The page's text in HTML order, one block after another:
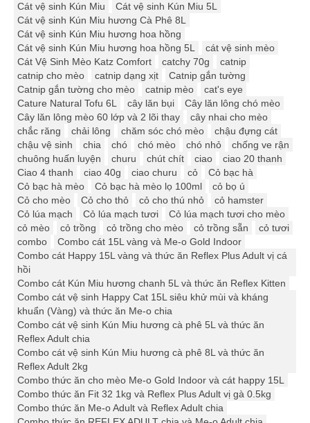
Cát vệ sinh Kún Miu
Cát vệ sinh Kún Miu 5L
Cát vệ sinh Kún Miu hương Cà Phê 8L
Cát vệ sinh Kún Miu hương hoa hồng
Cát vệ sinh Kún Miu hương hoa hồng 5L
cát vệ sinh mèo
Cát Vệ Sinh Mèo Katz Comfort
catchy 70g
catnip
catnip cho mèo
catnip dạng xịt
Catnip gắn tường
Catnip gắn tường cho mèo
catnip mèo
cat's eye
Cature Natural Tofu 6L
cây lăn bụi
Cây lăn lông chó mèo
Cây lăn lông mèo 60 lớp và 2 lõi thay
cây nhai cho mèo
chắc răng
chải lông chăm sóc chó mèo
chậu đựng cát
chậu vệ sinh
chia chó chó mèo chó nhỏ
chống ve rận
chuông huấn luyện
churu chút chít ciao
ciao 20 thanh
Ciao 4 thanh
ciao 40g ciao churu cỏ
Cỏ bạc hà
Cỏ bạc hà mèo
Cỏ bạc hà mèo lọ 100ml
cỏ bọ ú
Cỏ cho mèo
Cỏ cho thỏ cỏ cho thú nhỏ
cỏ hamster
Cỏ lúa mạch
Cỏ lúa mạch tươi
Cỏ lúa mạch tươi cho mèo
cỏ mèo
cỏ trồng cỏ trồng cho mèo cỏ trồng sẵn
cỏ tươi
combo
Combo cát 15L vàng và Me-o Gold Indoor
Combo cát Happy 15L vàng và thức ăn Reflex Plus Adult vị cá
hồi
Combo cát Kún Miu hương chanh 5L và thức ăn Reflex Kitten
Combo cát vệ sinh Happy Cat 15L siêu khử mùi và kháng
khuẩn (Vàng) và thức ăn Me-o chia
Combo cát vệ sinh Kún Miu hương cà phê 5L và thức ăn
Reflex Adult chia
Combo cát vệ sinh Kún Miu hương cà phê 8L và thức ăn
Reflex Adult 2kg
Combo thức ăn cho mèo Me-o Gold Indoor và cát happy 15L
Combo thức ăn Fit 32 1kg và Reflex Plus Adult vị gà 0.5kg
Combo thức ăn Me-o Adult và Reflex Adult chia